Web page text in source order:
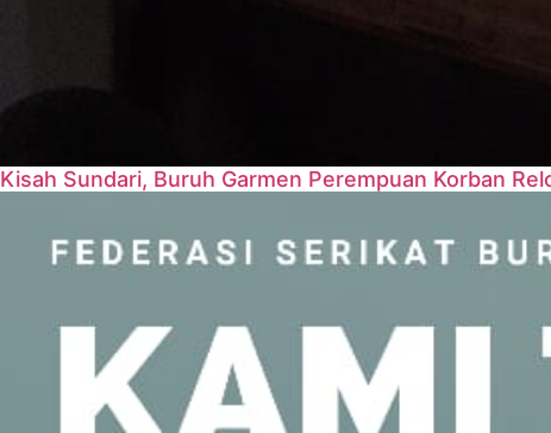
Kisah Sundari, Buruh Garmen Perempuan Korban